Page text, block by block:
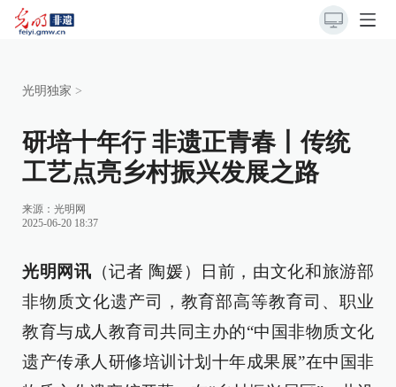
光明独家 >
研培十年行 非遗正青春丨传统
工艺点亮乡村振兴发展之路
来源： 光明网
2025-06-20 18:37
光明网讯 （记者 陶媛）日前，由文化和旅游部
非物质文化遗产司，教育部高等教育司、职业
教育与成人教育司共同主办的“中国非物质文化
遗产传承人研修培训计划十年成果展”在中国非